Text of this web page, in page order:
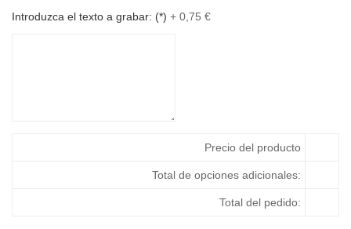
Introduzca el texto a grabar: (*) + 0,75 €
Precio del producto
Total de opciones adicionales:
Total del pedido: